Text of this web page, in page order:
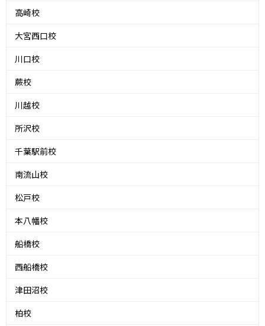
高崎校
大宮西口校
川口校
蕨校
川越校
所沢校
千葉駅前校
南流山校
松戸校
本八幡校
船橋校
西船橋校
津田沼校
柏校